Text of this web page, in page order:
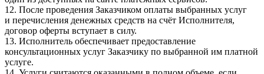
12. После проведения Заказчиком оплаты выбранных услуг
и перечисления денежных средств на счёт Исполнителя,
договор оферты вступает в силу.
13. Исполнитель обеспечивает предоставление
консультационных услуг Заказчику по выбранной им платной
услуге.